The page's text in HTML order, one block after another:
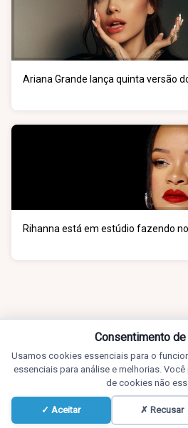
Ariana Grande lança quinta versão
Rihanna está em estúdio fazendo
Promoções, Fotos e
Consentimento
Usamos cookies essenciais para o
essenciais para análise e melhorias.
de cookies não
✓ Aceitar ✗ Recusar